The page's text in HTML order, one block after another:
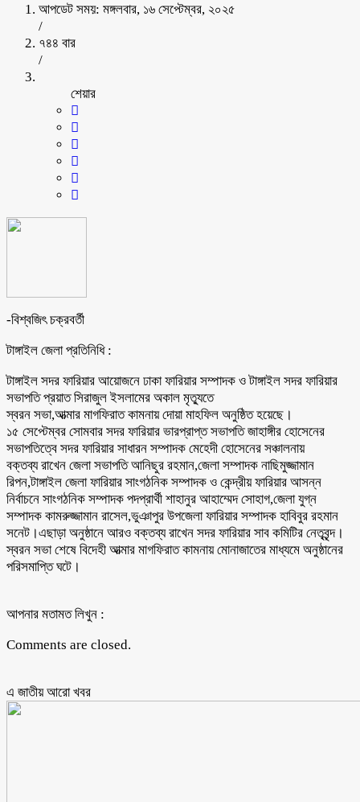
আপডেট সময়: মঙ্গলবার, ১৬ সেপ্টেম্বর, ২০২৫
/
৭৪৪ বার
/
শেয়ার
-বিশ্বজিৎ চক্রবর্তী
টাঙ্গাইল জেলা প্রতিনিধি :
টাঙ্গাইল সদর ফারিয়ার আয়োজনে ঢাকা ফারিয়ার সম্পাদক ও টাঙ্গাইল সদর ফারিয়ার
সভাপতি প্রয়াত সিরাজুল ইসলামের অকাল মৃত্যুতে
স্বরন সভা,আত্মার মাগফিরাত কামনায় দোয়া মাহফিল অনুষ্ঠিত হয়েছে।
১৫ সেপ্টেম্বর সোমবার সদর ফারিয়ার ভারপ্রাপ্ত সভাপতি জাহাঙ্গীর হোসেনের
সভাপতিত্বে সদর ফারিয়ার সাধারন সম্পাদক মেহেদী হোসেনের সঞ্চালনায়
বক্তব্য রাখেন জেলা সভাপতি আনিছুর রহমান,জেলা সম্পাদক নাছিমুজ্জামান
রিপন,টাঙ্গাইল জেলা ফারিয়ার সাংগঠনিক সম্পাদক ও কেন্দ্রীয় ফারিয়ার আসন্ন
নির্বাচনে সাংগঠনিক সম্পাদক পদপ্রার্থী শাহানুর আহাম্মেদ সোহাগ,জেলা যুগ্ন
সম্পাদক কামরুজ্জামান রাসেল,ভুঞাপুর উপজেলা ফারিয়ার সম্পাদক হাবিবুর রহমান
সনেট।এছাড়া অনুষ্ঠানে আরও বক্তব্য রাখেন সদর ফারিয়ার সাব কমিটির নেতৃবৃন্দ।
স্বরন সভা শেষে বিদেহী আত্মার মাগফিরাত কামনায় মোনাজাতের মাধ্যমে অনুষ্ঠানের
পরিসমাপ্তি ঘটে।
আপনার মতামত লিখুন :
Comments are closed.
এ জাতীয় আরো ‍খবর